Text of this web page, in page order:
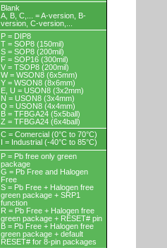
Blank
A, B, C,... = A-version, B-
version, C-version,...
P = DIP8
T = SOP8 (150mil)
S = SOP8 (200mil)
F = SOP16 (300mil)
V = TSOP8 (200mil)
W = WSON8 (6x5mm)
Y = WSON8 (8x6mm)
E, U = USON8 (3x2mm)
N = USON8 (3x4mm)
Q = USON8 (4x4mm)
B = TFBGA24 (5x5ball)
Z = TFBGA24 (6x4ball)
C = Comercial (0°C to 70°C)
I = Industrial (-40°C to 85°C)
P = Pb free only green
package
G = Pb Free and Halogen
Free
S = Pb Free + Halogen free
green package + SRP1
function
R = Pb Free + Halogen free
green package + RESET# pin
B = Pb Free + Halogen free
green package + default
RESET# for 8-pin packages